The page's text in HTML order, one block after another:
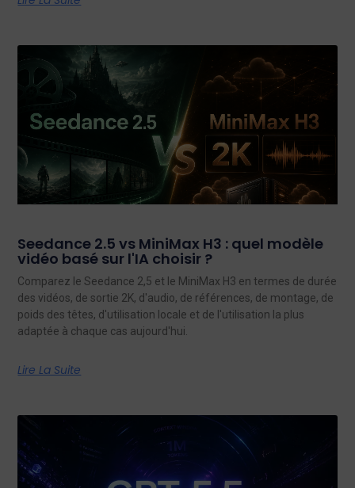
Seedance 2.5 vs MiniMax H3 : quel modèle
vidéo basé sur l'IA choisir ?
Comparez le Seedance 2,5 et le MiniMax H3 en termes de durée
des vidéos, de sortie 2K, d'audio, de références, de montage, de
poids des têtes, d'utilisation locale et de l'utilisation la plus
adaptée à chaque cas aujourd'hui.
Lire La Suite